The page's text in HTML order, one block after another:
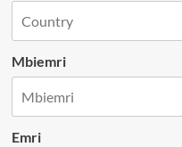
Mbiemri
Emri